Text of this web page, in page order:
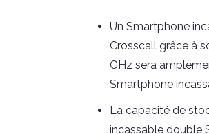
Un Smartphone
Crosscall grâce à
GHz sera
Smartphone
La capacité de
incassable double